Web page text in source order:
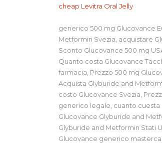
cheap Levitra Oral Jelly
generico 500 mg Glucovance
Metformin Svezia, acquistare
Sconto Glucovance 500 mg
Quanto costa Glucovance
farmacia, Prezzo 500 mg
Acquista Glyburide and
costo Glucovance Svezia,
generico legale, cuanto cuesta
Glucovance Glyburide and
Glyburide and Metformin Stati
Glucovance generico